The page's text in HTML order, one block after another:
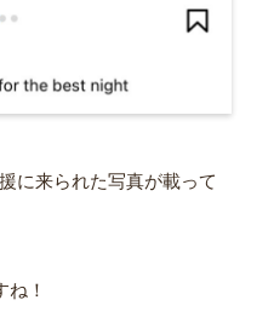
に来られた写真が載って
！